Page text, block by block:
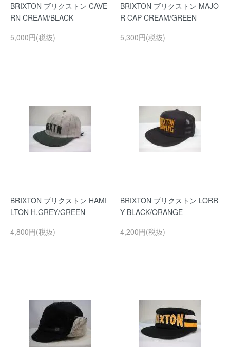
BRIXTON ブリクストン CAVE
RN CREAM/BLACK
5,000円(税抜)
BRIXTON ブリクストン MAJO
R CAP CREAM/GREEN
5,300円(税抜)
BRIXTON ブリクストン HAMI
LTON H.GREY/GREEN
4,800円(税抜)
BRIXTON ブリクストン LORR
Y BLACK/ORANGE
4,200円(税抜)